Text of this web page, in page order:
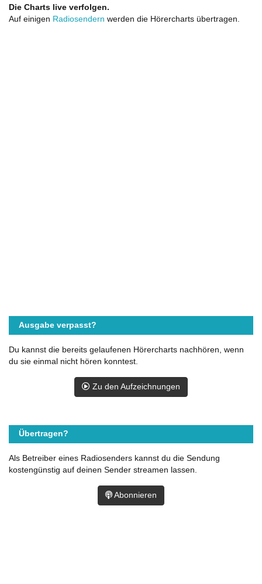
Die Charts live verfolgen.
Auf einigen Radiosendern werden die Hörercharts übertragen.
Ausgabe verpasst?
Du kannst die bereits gelaufenen Hörercharts nachhören, wenn
du sie einmal nicht hören konntest.
Zu den Aufzeichnungen
Übertragen?
Als Betreiber eines Radiosenders kannst du die Sendung
kostengünstig auf deinen Sender streamen lassen.
Abonnieren